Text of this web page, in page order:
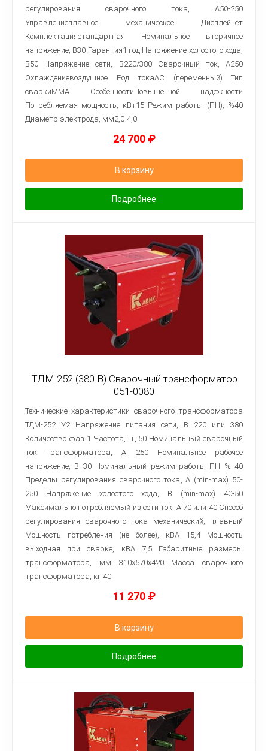
регулирования сварочного тока, А50-250
Управлениеплавное механическое Дисплейнет
Комплектациястандартная Номинальное вторичное
напряжение, В30 Гарантия1 год Напряжение холостого хода,
В50 Напряжение сети, В220/380 Сварочный ток, А250
Охлаждениевоздушное Род токаАС (переменный) Тип
сваркиMMA ОсобенностиПовышенной надежности
Потребляемая мощность, кВт15 Режим работы (ПН), %40
Диаметр электрода, мм2,0-4,0
24 700 ₽
В корзину
Подробнее
ТДМ 252 (380 В) Сварочный трансформатор
051-0080
Технические характеристики сварочного трансформатора
ТДМ-252 У2 Напряжение питания сети, В 220 или 380
Количество фаз 1 Частота, Гц 50 Номинальный сварочный
ток трансформатора, А 250 Номинальное рабочее
напряжение, В 30 Номинальный режим работы ПН % 40
Пределы регулирования сварочного тока, A (min-max) 50-
250 Напряжение холостого хода, В (min-max) 40-50
Максимально потребляемый из сети ток, А 70 или 40 Способ
регулирования сварочного тока механический, плавный
Мощность потребления (не более), кВА 15,4 Мощность
выходная при сварке, кВА 7,5 Габаритные размеры
трансформатора, мм 310x570x420 Macca сварочного
трансформатора, кг 40
11 270 ₽
В корзину
Подробнее